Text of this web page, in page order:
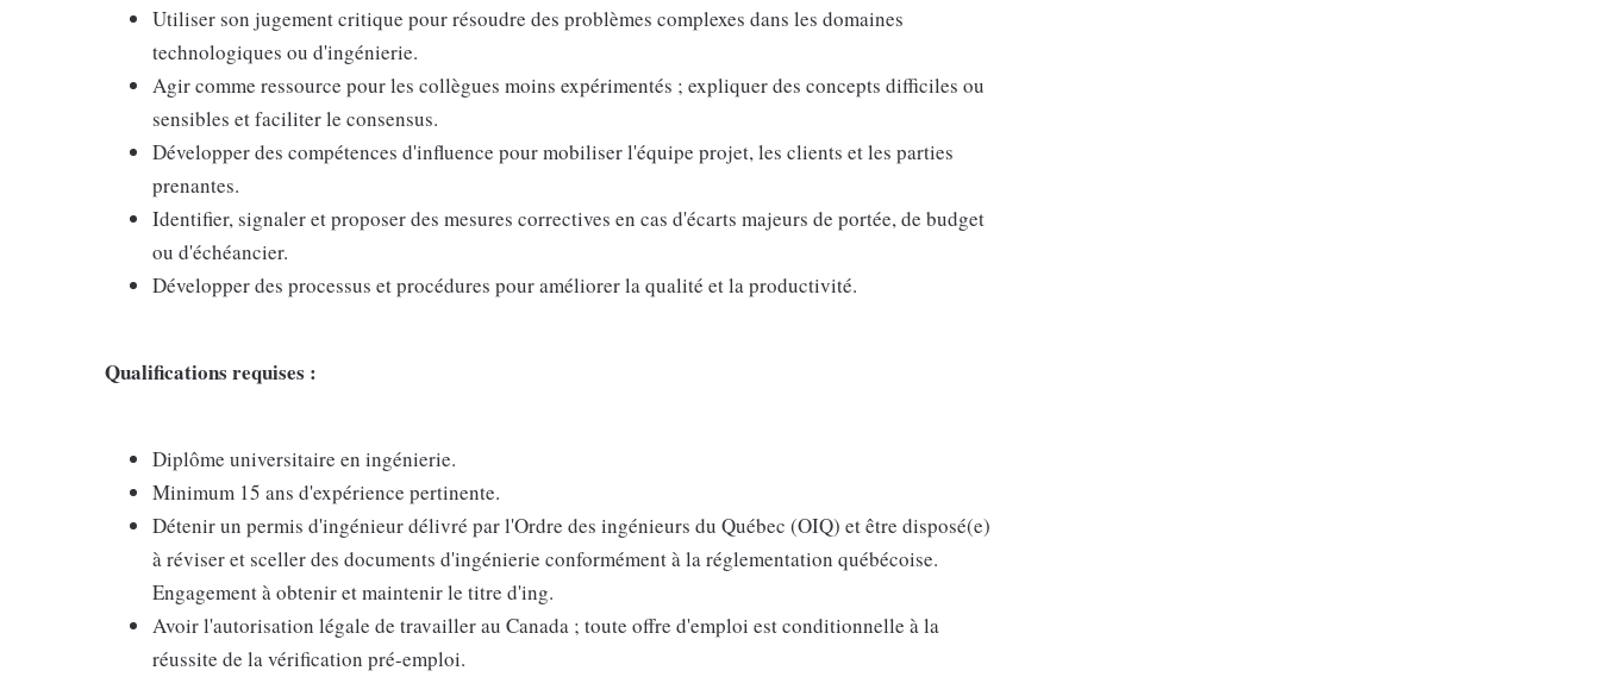
Utiliser son jugement critique pour résoudre des problèmes complexes dans les domaines
technologiques ou d'ingénierie.
Agir comme ressource pour les collègues moins expérimentés ; expliquer des concepts difficiles ou
sensibles et faciliter le consensus.
Développer des compétences d'influence pour mobiliser l'équipe projet, les clients et les parties
prenantes.
Identifier, signaler et proposer des mesures correctives en cas d'écarts majeurs de portée, de budget
ou d'échéancier.
Développer des processus et procédures pour améliorer la qualité et la productivité.
Qualifications requises :
Diplôme universitaire en ingénierie.
Minimum 15 ans d'expérience pertinente.
Détenir un permis d'ingénieur délivré par l'Ordre des ingénieurs du Québec (OIQ) et être disposé(e)
à réviser et sceller des documents d'ingénierie conformément à la réglementation québécoise.
Engagement à obtenir et maintenir le titre d'ing.
Avoir l'autorisation légale de travailler au Canada ; toute offre d'emploi est conditionnelle à la
réussite de la vérification pré-emploi.